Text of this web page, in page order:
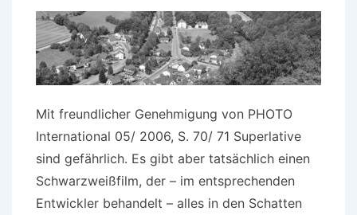
Mit freundlicher Genehmigung von PHOTO
International 05/ 2006, S. 70/ 71 Superlative
sind gefährlich. Es gibt aber tatsächlich einen
Schwarzweißfilm, der – im entsprechenden
Entwickler behandelt – alles in den Schatten